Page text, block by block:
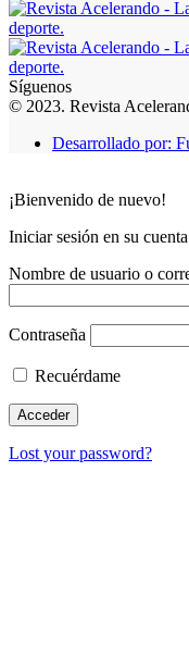
Síguenos
© 2023. Revista
Desarrollado por:
¡Bienvenido de nuevo!
Iniciar sesión en su cuenta
Nombre de usuario o
Contraseña
Recuérdame
Lost your password?